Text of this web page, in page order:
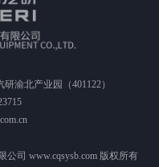
渝北产业园（401122）
司 www.cqsysb.com 版权所有